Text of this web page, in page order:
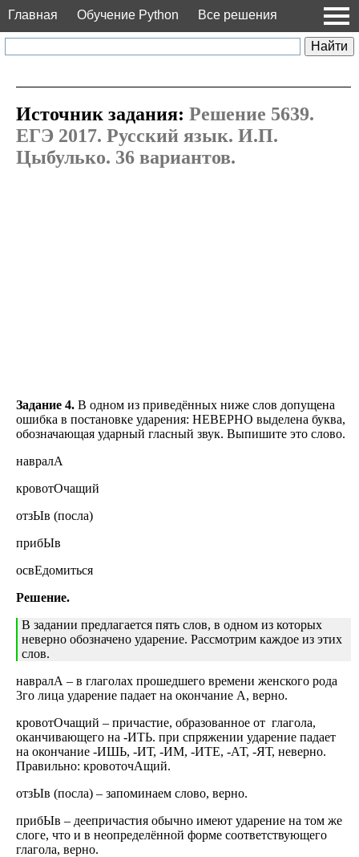
Главная Обучение Python Все решения
Источник задания: Решение 5639.
ЕГЭ 2017. Русский язык. И.П.
Цыбулько. 36 вариантов.
Задание 4. В одном из приведённых ниже слов допущена
ошибка в постановке ударения: НЕВЕРНО выделена буква,
обозначающая ударный гласный звук. Выпишите это слово.
навралА
кровотОчащий
отзЫв (посла)
прибЫв
освЕдомиться
Решение.
В задании предлагается пять слов, в одном из которых
неверно обозначено ударение. Рассмотрим каждое из этих
слов.
навралА – в глаголах прошедшего времени женского рода
3го лица ударение падает на окончание А, верно.
кровотОчащий – причастие, образованное от глагола,
оканчивающего на -ИТЬ. при спряжении ударение падает
на окончание -ИШЬ, -ИТ, -ИМ, -ИТЕ, -АТ, -ЯТ, неверно.
Правильно: кровоточАщий.
отзЫв (посла) – запоминаем слово, верно.
прибЫв – деепричастия обычно имеют ударение на том же
слоге, что и в неопределённой форме соответствующего
глагола, верно.